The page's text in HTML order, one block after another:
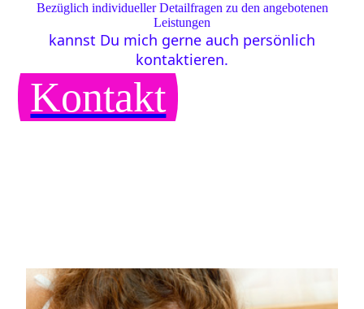
Bezüglich individueller Detailfragen zu den angebotenen
Leistungen
kannst Du mich gerne auch persönlich
kontaktieren.
Kontakt